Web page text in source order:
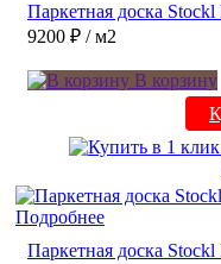
Паркетная доска
9200 ₽ / м2
В корзину
Подробнее
Паркетная доска